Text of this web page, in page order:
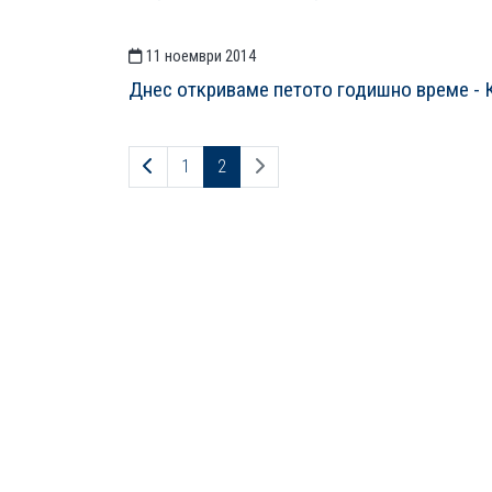
11 ноември 2014
Днес откриваме петото годишно време -
Предходна страница
1 2 Следваща страница